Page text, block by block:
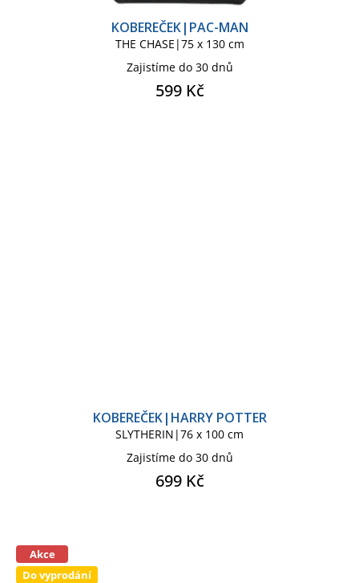
KOBEREČEK|PAC-MAN
THE CHASE|75 x 130 cm
Zajistíme do 30 dnů
599 Kč
KOBEREČEK|HARRY POTTER
SLYTHERIN|76 x 100 cm
Zajistíme do 30 dnů
699 Kč
Akce
Do vyprodání